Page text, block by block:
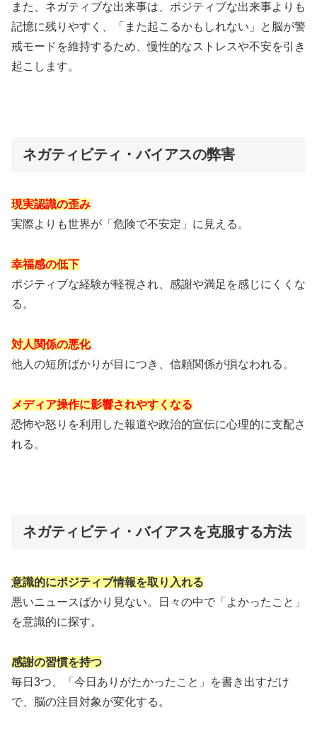
また、ネガティブな出来事は、ポジティブな出来事よりも
記憶に残りやすく、「また起こるかもしれない」と脳が警
戒モードを維持するため、慢性的なストレスや不安を引き
起こします。
ネガティビティ・バイアスの弊害
現実認識の歪み
実際よりも世界が「危険で不安定」に見える。
幸福感の低下
ポジティブな経験が軽視され、感謝や満足を感じにくくな
る。
対人関係の悪化
他人の短所ばかりが目につき、信頼関係が損なわれる。
メディア操作に影響されやすくなる
恐怖や怒りを利用した報道や政治的宣伝に心理的に支配さ
れる。
ネガティビティ・バイアスを克服する方法
意識的にポジティブ情報を取り入れる
悪いニュースばかり見ない。日々の中で「よかったこと」
を意識的に探す。
感謝の習慣を持つ
毎日3つ、「今日ありがたかったこと」を書き出すだけ
で、脳の注目対象が変化する。